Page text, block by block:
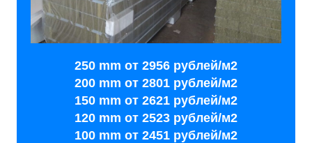
250 mm от 2956 рублей/м2
200 mm от 2801 рублей/м2
150 mm от 2621 рублей/м2
120 mm от 2523 рублей/м2
100 mm от 2451 рублей/м2